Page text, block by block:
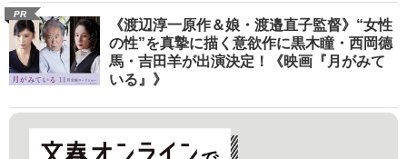
PR
《渡辺淳一原作＆娘・渡邉直子監督》“女性
の性”を真摯に描く意欲作に黒木瞳・西岡德
馬・吉田羊が出演決定！《映画『月がみて
いる』》